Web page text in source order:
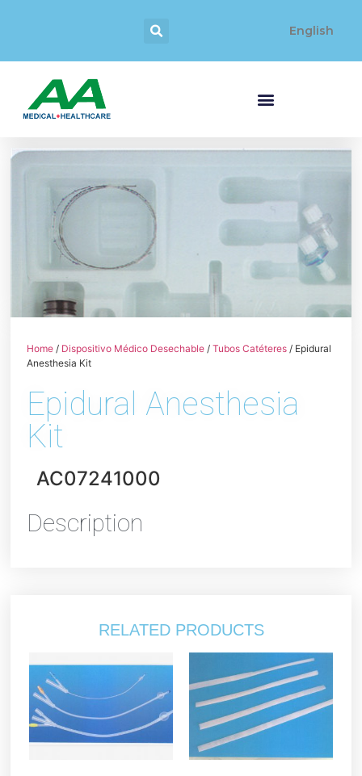
English
Home / Dispositivo Médico Desechable /Tubos Catéteres / Epidural
Anesthesia Kit
Epidural Anesthesia
Kit
AC07241000
Description
RELATED PRODUCTS